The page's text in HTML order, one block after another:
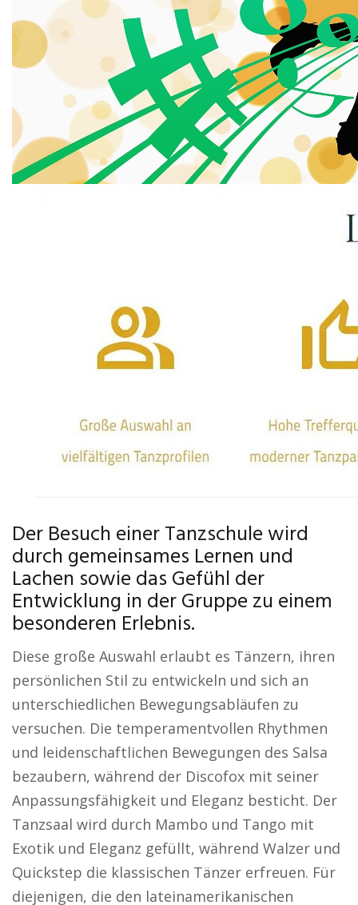
Der Besuch einer Tanzschule wird
durch gemeinsames Lernen und
Lachen sowie das Gefühl der
Entwicklung in der Gruppe zu einem
besonderen Erlebnis.
Diese große Auswahl erlaubt es Tänzern, ihren
persönlichen Stil zu entwickeln und sich an
unterschiedlichen Bewegungsabläufen zu
versuchen. Die temperamentvollen Rhythmen
und leidenschaftlichen Bewegungen des Salsa
bezaubern, während der Discofox mit seiner
Anpassungsfähigkeit und Eleganz besticht. Der
Tanzsaal wird durch Mambo und Tango mit
Exotik und Eleganz gefüllt, während Walzer und
Quickstep die klassischen Tänzer erfreuen. Für
diejenigen, die den lateinamerikanischen